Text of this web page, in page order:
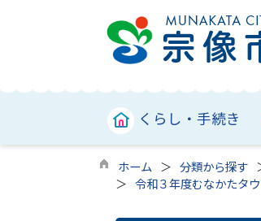
くらし・手続き
ホーム 分類から探す
令和３年度むなかたタ